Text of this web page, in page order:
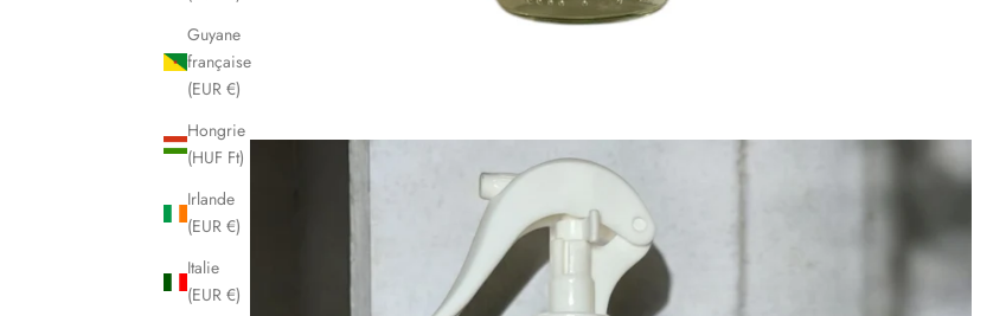
Guyane
française
(EUR €)
Hongrie
(HUF Ft)
Irlande
(EUR €)
Italie
(EUR €)